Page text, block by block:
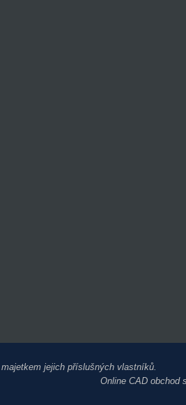
jejich příslušných vlastníků.
Online CAD obchod